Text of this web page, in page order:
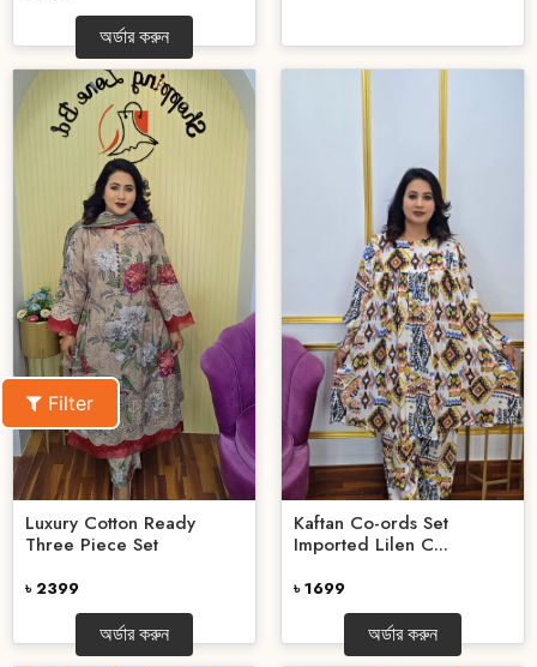
Filter
অর্ডার করুন
Luxury Cotton Ready
Three Piece Set
৳ 2399
অর্ডার করুন
Kaftan Co-ords Set
Imported Lilen C...
৳ 1699
অর্ডার করুন